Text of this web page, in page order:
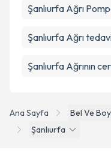
Ana Sayfa
Bel Ve
Şanlıurfa
Şanlıurfa Ağrı
Şanlıurfa Ağrı
Şanlıurfa Ağrının